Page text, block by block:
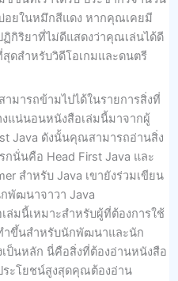
ยในหมึกสีแดง หากคุณเคยมี
กิริยาที่ไม่ดีแสดงว่าคุณเล่นได้ดี
ดสำหรับวิดีโอเกมและดนตรี
ารถข้ามไปได้ในรายการสิ่งที่
แน่นอนหนังสือเล่มนี้มาจากผู้
Java ดังนั้นคุณสามารถอ่านสิ่ง
กนั่นคือ Head First Java และ
สำหรับ Java เขายังร่วมเขียน
พัฒนาจาวา Java
ล่มนี้เหมาะสำหรับผู้ที่ต้องการใช้
ำขึ้นสำหรับนักพัฒนาและนัก
ป็นหลัก นี่คือสิ่งที่ต้องอ่านหนังสือ
ระโยชน์สูงสุดคุณต้องอ่าน